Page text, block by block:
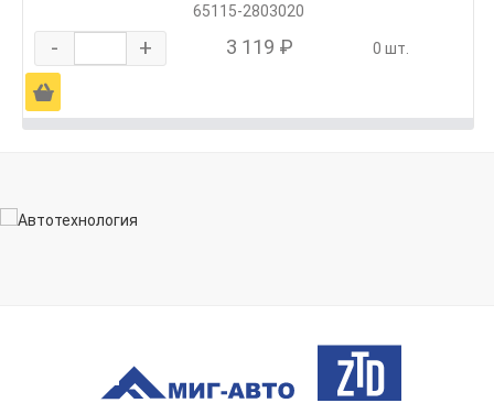
65115-2803020
- + 3 119 ₽ 0 шт.
Ä